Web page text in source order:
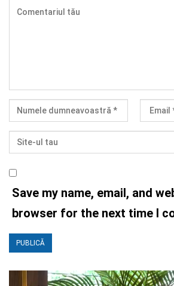
Save my name, email, and
browser for the next time I